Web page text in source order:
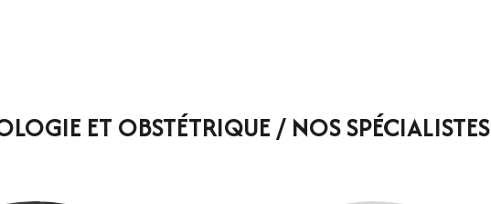
ET OBSTÉTRIQUE / NOS SPÉCIALISTES